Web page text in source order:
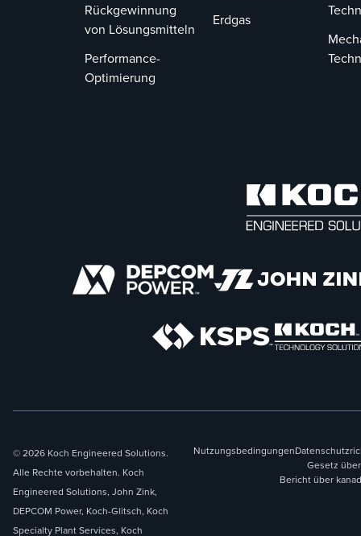
Rückgewinnung
von Lösungsmitteln
Performance-
Optimierung
Erdgas
© 2026 Koch Engineered Solutions.
Alle Rechte vorbehalten. Koch
Engineered Solutions, John Zink,
DEPCOM Power, Koch-Glitsch, Koch
Specialty Plant Services, Koch
Nutzungsbedingungen
Gesetz
Bericht über